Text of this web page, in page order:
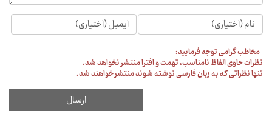
مخاطب گرامی توجه فرمایید:
نظرات حاوی الفاظ نامناسب، تهمت و افترا منتشر نخواهد شد.
تنها نظراتی که به زبان فارسی نوشته شوند منتشر خواهند شد.